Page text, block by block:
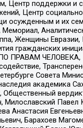
Центр поддержки и
Центр
осужденным и их
Мемориал,
Женщины
гражданских
ПРАВАМ ЧЕЛОВЕКА,
Совета
академика
Милославский
Анастасия
Барахоев